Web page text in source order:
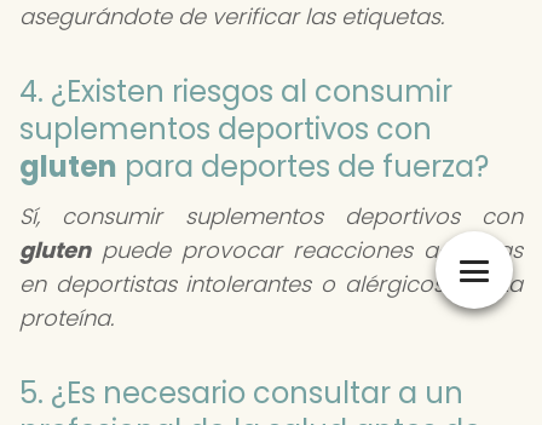
asegurándote de verificar las etiquetas.
4. ¿Existen riesgos al consumir
suplementos deportivos con
gluten para deportes de fuerza?
Sí, consumir suplementos deportivos con
glutenpuede provocar reacciones adversas
en deportistas intolerantes o alérgicos a esta
proteína.
5. ¿Es necesario consultar a un